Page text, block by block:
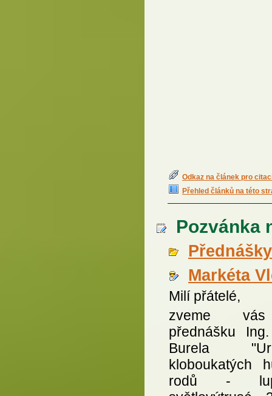
Odkaz na článek pro
Přehled článků na této
Pozvánka
Přednášky
Markéta
Milí přátelé,
zveme
přednášku
Burela
kloboukatých
rodů -